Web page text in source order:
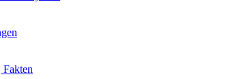
Fakten